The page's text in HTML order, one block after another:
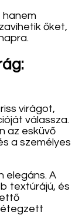
hanem
őket,
virágot,
válassza.
az esküvő
a személyes
elegáns. A
textúrájú, és